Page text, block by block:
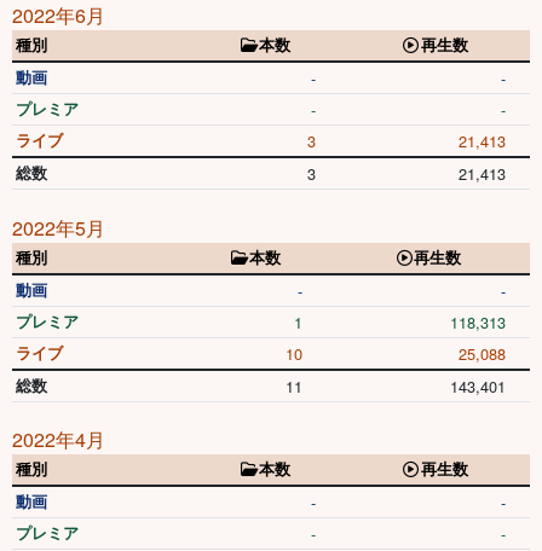
2022年6月
種別 本数
再生数
動画
- -
プレミア - -
ライブ 3 21,413
総数 3 21,413
2022年5月
種別 本数
再生数
動画
- -
プレミア 1 118,313
ライブ 10 25,088
総数 11 143,401
2022年4月
種別 本数
再生数
動画
- -
プレミア - -